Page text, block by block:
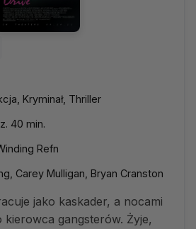
Kryminał, Thriller
40 min.
Refn
Carey Mulligan, Bryan Cranston
jako kaskader, a nocami
kierowca gangsterów. Żyje,